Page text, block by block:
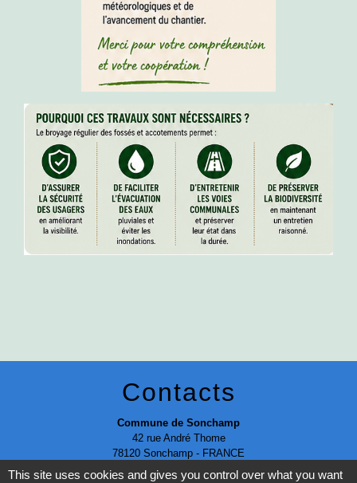
Contacts
Commune de Sonchamp
42 rue André Thome
78120 Sonchamp - FRANCE
+33 1 34 84 41 08
This site uses cookies and gives you control over what you want